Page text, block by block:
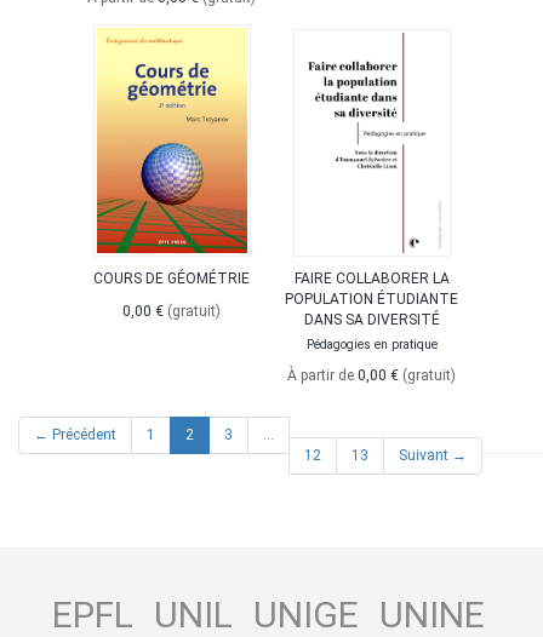
COURS DE GÉOMÉTRIE
0,00 € (gratuit)
FAIRE COLLABORER LA
POPULATION ÉTUDIANTE
DANS SA DIVERSITÉ
Pédagogies en pratique
À partir de 0,00 € (gratuit)
← Précédent 1 2 (current)
3
12
13 Suivant →
EPFL UNIL UNIGE UNINE